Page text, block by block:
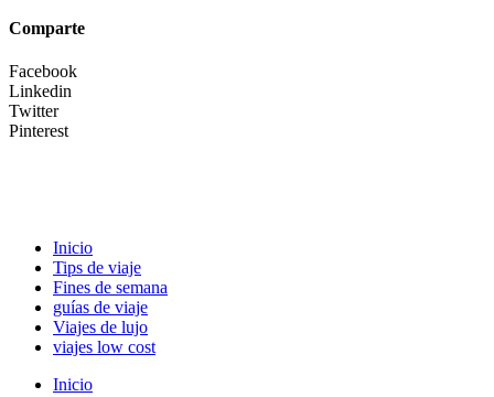
Comparte
Facebook
Linkedin
Twitter
Pinterest
Inicio
Tips de viaje
Fines de semana
guías de viaje
Viajes de lujo
viajes low cost
Inicio